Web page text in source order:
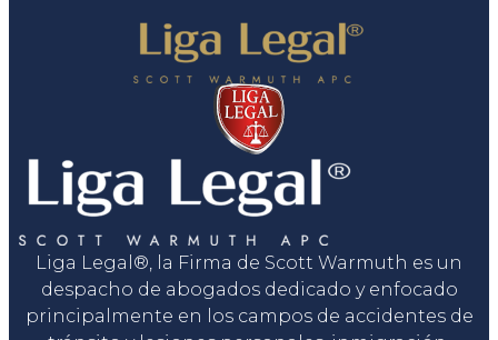
Liga Legal®, la Firma de Scott Warmuth es un
despacho de abogados dedicado y enfocado
principalmente en los campos de accidentes de